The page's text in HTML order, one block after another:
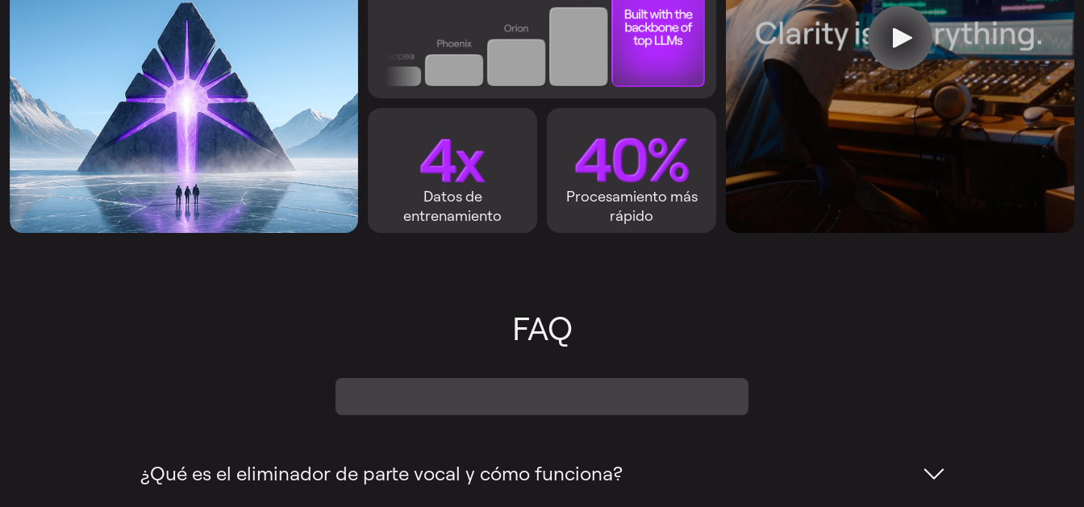
Datos de
entrenamiento
Procesamiento más
rápido
FAQ
¿Qué es el eliminador de parte vocal y cómo funciona?